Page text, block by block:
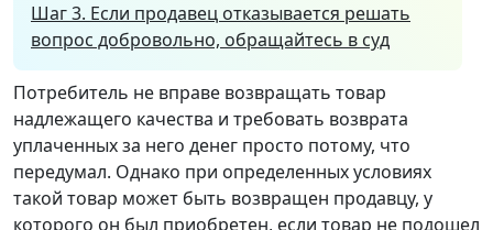
Шаг 3. Если продавец отказывается решать
вопрос добровольно, обращайтесь в суд
Потребитель не вправе возвращать товар
надлежащего качества и требовать возврата
уплаченных за него денег просто потому, что
передумал. Однако при определенных условиях
такой товар может быть возвращен продавцу, у
которого он был приобретен, если товар не подошел